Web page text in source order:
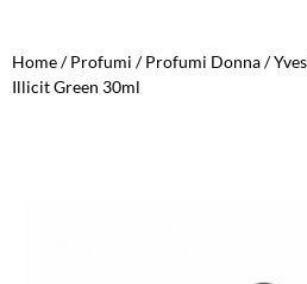
Home/Profumi /Profumi Donna/
Illicit Green 30ml